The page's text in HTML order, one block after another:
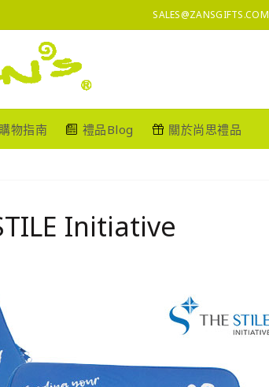
物指南 禮品Blog 關於尚思禮品
Initiative